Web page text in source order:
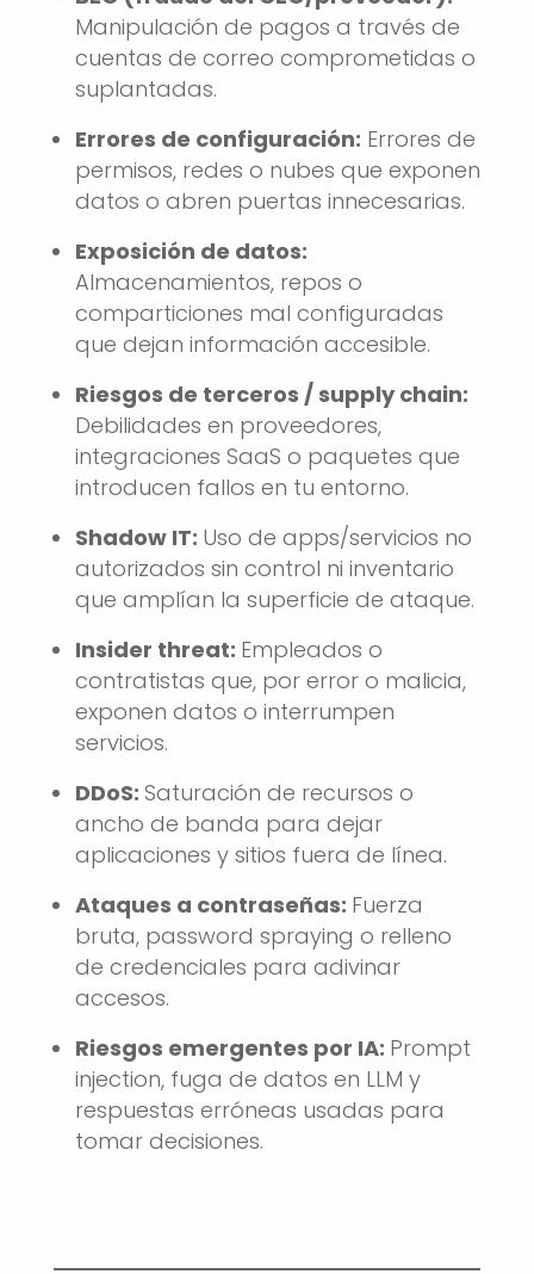
Manipulación de pagos a través de
cuentas de correo comprometidas o
suplantadas.
Errores de configuración: Errores de
permisos, redes o nubes que exponen
datos o abren puertas innecesarias.
Exposición de datos:
Almacenamientos, repos o
comparticiones mal configuradas
que dejan información accesible.
Riesgos de terceros / supply chain:
Debilidades en proveedores,
integraciones SaaS o paquetes que
introducen fallos en tu entorno.
Shadow IT: Uso de apps/servicios no
autorizados sin control ni inventario
que amplían la superficie de ataque.
Insider threat: Empleados o
contratistas que, por error o malicia,
exponen datos o interrumpen
servicios.
DDoS: Saturación de recursos o
ancho de banda para dejar
aplicaciones y sitios fuera de línea.
Ataques a contraseñas: Fuerza
bruta, password spraying o relleno
de credenciales para adivinar
accesos.
Riesgos emergentes por IA: Prompt
injection, fuga de datos en LLM y
respuestas erróneas usadas para
tomar decisiones.